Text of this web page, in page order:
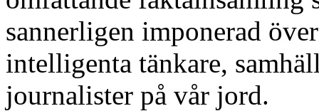
sannerligen imponerad
intelligenta tänkare,
journalister på vår jord.